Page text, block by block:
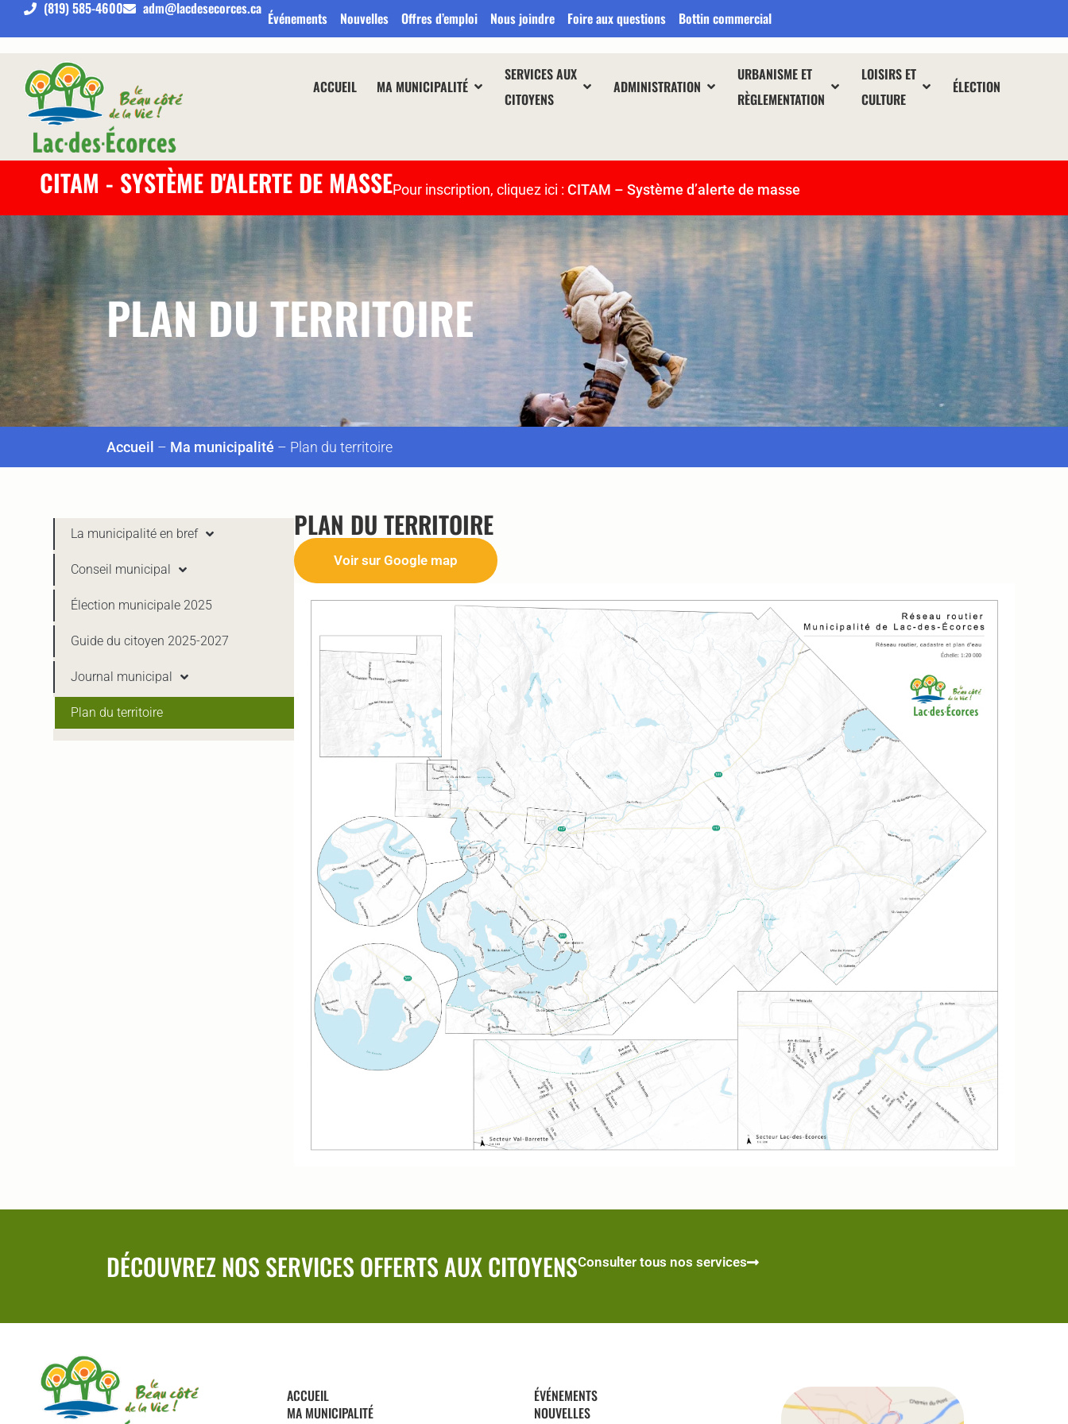
(819) 585-4600 adm@lacdesecorces.ca
Événements Nouvelles Offres d’emploi Nous joindre Foire aux questions Bottin commercial
ACCUEIL MA MUNICIPALITÉ
SERVICES AUX
CITOYENS
ADMINISTRATION
URBANISME ET
RÈGLEMENTATION
LOISIRS ET
CULTURE
ÉLECTION
CITAM - SYSTÈME D'ALERTE DE MASSEPour inscription, cliquez ici : CITAM – Système d’alerte de masse
PLAN DU TERRITOIRE
Accueil – Ma municipalité – Plan du territoire
La municipalité en bref
Conseil municipal
Élection municipale 2025
Guide du citoyen 2025-2027
Journal municipal
Plan du territoire
PLAN DU TERRITOIRE
Voir sur Google map
DÉCOUVREZ NOS SERVICES OFFERTS AUX CITOYENSConsulter tous nos services
ACCUEIL
MA MUNICIPALITÉ
ÉVÉNEMENTS
NOUVELLES